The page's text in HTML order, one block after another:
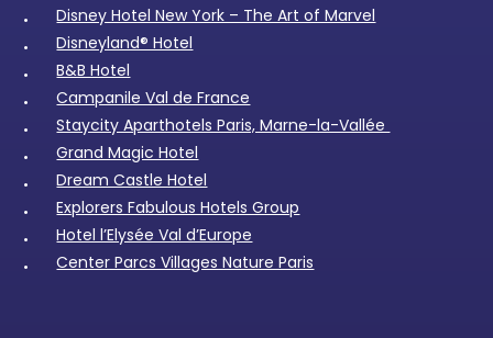
Disney Hotel New York – The Art of Marvel
Disneyland® Hotel
B&B Hotel
Campanile Val de France
Staycity Aparthotels Paris, Marne-la-Vallée
Grand Magic Hotel
Dream Castle Hotel
Explorers Fabulous Hotels Group
Hotel l’Elysée Val d’Europe
Center Parcs Villages Nature Paris